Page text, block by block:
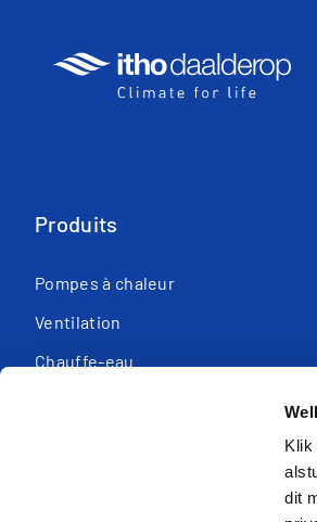
Klik
dit
Produits
Pompes à chaleur
Ventilation
Chauffe-eau